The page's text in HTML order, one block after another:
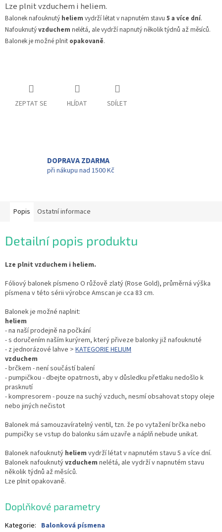
Lze plnit vzduchem i heliem.
Balonek nafouknutý heliem vydrží létat v napnutém stavu 5 a více dní.
Nafouknutývzduchem nelétá, ale vydrží napnutý několik týdnů až měsíců.
Balonek je možné plnit opakovaně.
ZEPTAT SE HLÍDAT SDÍLET
DOPRAVA ZDARMA
při nákupu nad 1500 Kč
Popis Ostatní informace
Detailní popis produktu
Lze plnit vzduchem i heliem.
Fóliový balonek písmeno O růžově zlatý (Rose Gold), průměrná výška
písmena v této sérii výrobce Amscan je cca 83 cm.
Balonek je možné naplnit:
heliem
- na naší prodejně na počkání
- s doručením naším kurýrem, který přiveze balonky již nafouknuté
- z jednorázové lahve > KATEGORIE HELIUM
vzduchem
- brčkem - není součástí balení
- pumpičkou - dbejte opatrnosti, aby v důsledku přetlaku nedošlo k
prasknutí
- kompresorem - pouze na suchý vzduch, nesmí obsahovat stopy oleje
nebo jiných nečistot
Balonek má samouzavíratelný ventil, tzn. že po vytažení brčka nebo
pumpičky se vstup do balonku sám uzavře a náplň nebude unikat.
Balonek nafouknutý heliem vydrží létat v napnutém stavu 5 a více dní.
Balonek nafouknutývzduchem nelétá, ale vydrží v napnutém stavu
několik týdnů až měsíců.
Lze plnit opakovaně.
Doplňkové parametry
Kategorie: Balonková písmena